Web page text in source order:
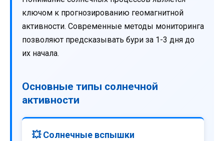
ключом к прогнозированию геомагнитной
активности. Современные методы мониторинга
позволяют предсказывать бури за 1-3 дня до
их начала.
Основные типы солнечной
активности
💥 Солнечные вспышки